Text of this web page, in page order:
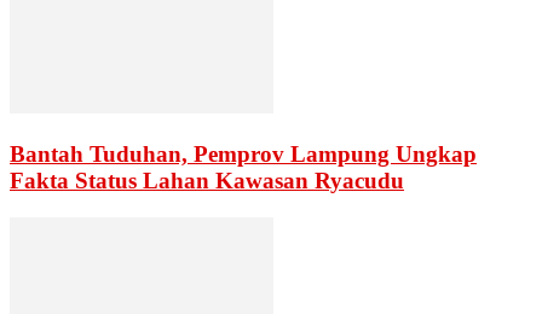
Bantah Tuduhan, Pemprov Lampung Ungkap
Fakta Status Lahan Kawasan Ryacudu